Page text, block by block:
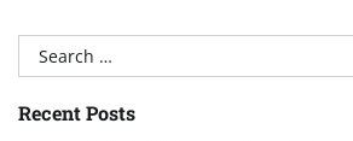
Search
for:
Recent Posts